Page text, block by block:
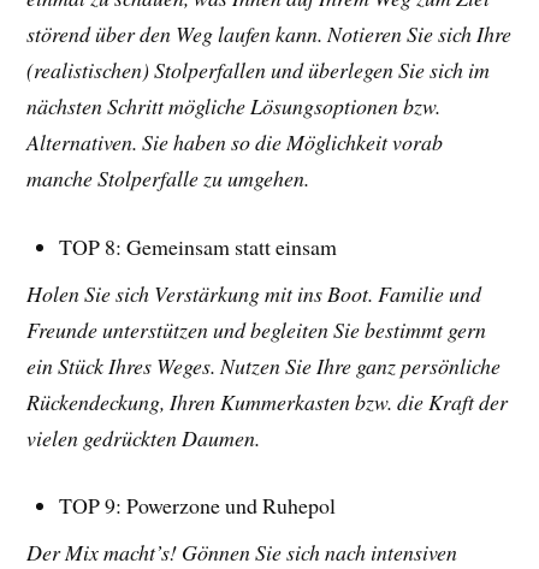
störend über den Weg laufen kann. Notieren Sie sich Ihre
(realistischen) Stolperfallen und überlegen Sie sich im
nächsten Schritt mögliche Lösungsoptionen bzw.
Alternativen. Sie haben so die Möglichkeit vorab
manche Stolperfalle zu umgehen.
TOP 8: Gemeinsam statt einsam
Holen Sie sich Verstärkung mit ins Boot. Familie und
Freunde unterstützen und begleiten Sie bestimmt gern
ein Stück Ihres Weges. Nutzen Sie Ihre ganz persönliche
Rückendeckung, Ihren Kummerkasten bzw. die Kraft der
vielen gedrückten Daumen.
TOP 9: Powerzone und Ruhepol
Der Mix macht’s! Gönnen Sie sich nach intensiven